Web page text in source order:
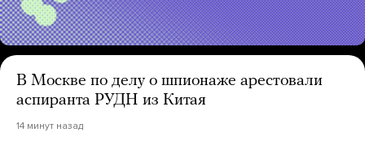
В Москве по делу о шпионаже арестовали
аспиранта РУДН из Китая
14 минут назад